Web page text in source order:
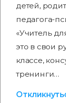
детей,
педагога-
«Учитель
это в свои
классе,
тренинги…